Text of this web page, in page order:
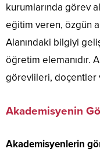
kurumlarında görev
eğitim veren, özgün
Alanındaki bilgiyi
öğretim elemanıdır.
görevlileri, doçentler
Akademisyenin
Akademisyenlerin